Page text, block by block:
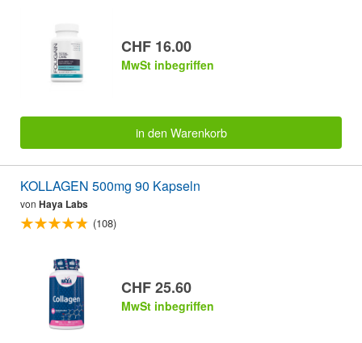
CHF 16.00
MwSt inbegriffen
in den Warenkorb
KOLLAGEN 500mg 90 Kapseln
von Haya Labs
(108)
CHF 25.60
MwSt inbegriffen